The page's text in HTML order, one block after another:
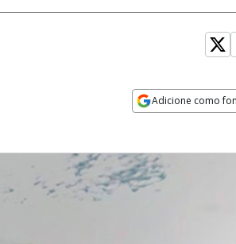
Adicione como